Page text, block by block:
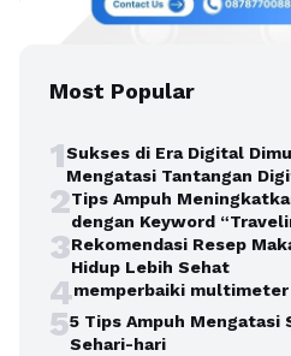
Most Popular
1Sukses di Era Digital
Mengatasi Tantangan
2Tips Ampuh
dengan Keyword
3Rekomendasi Resep
Hidup Lebih Sehat
4memperbaiki multimeter
55 Tips Ampuh Mengatasi
Sehari-hari